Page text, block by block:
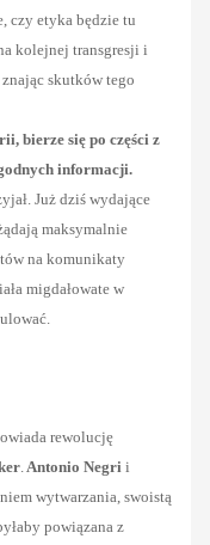
czy etyka będzie tu
kolejnej transgresji i
skutków tego
bierze się po części z
informacji.
Już dziś wydające
maksymalnie
na komunikaty
migdałowate w
rewolucję
Antonio Negri i
wytwarzania, swoistą
powiązana z